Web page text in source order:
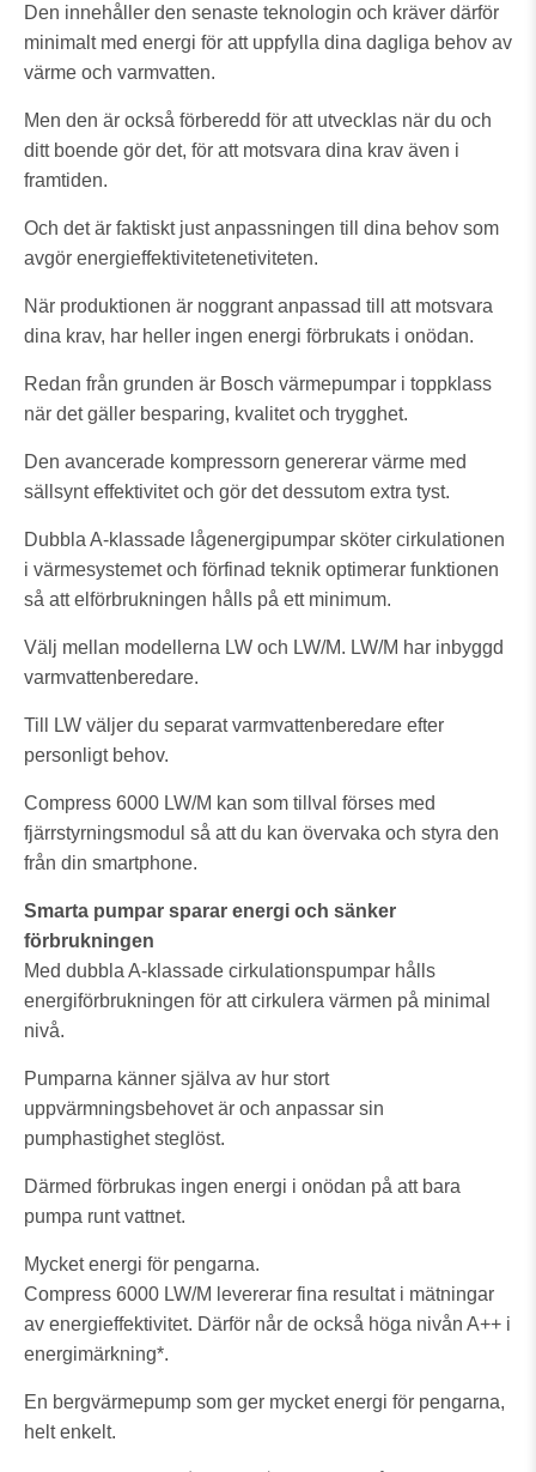
Den innehåller den senaste teknologin och kräver därför
minimalt med energi för att uppfylla dina dagliga behov av
värme och varmvatten.
Men den är också förberedd för att utvecklas när du och
ditt boende gör det, för att motsvara dina krav även i
framtiden.
Och det är faktiskt just anpassningen till dina behov som
avgör energieffektivitetenetiviteten.
När produktionen är noggrant anpassad till att motsvara
dina krav, har heller ingen energi förbrukats i onödan.
Redan från grunden är Bosch värmepumpar i toppklass
när det gäller besparing, kvalitet och trygghet.
Den avancerade kompressorn genererar värme med
sällsynt effektivitet och gör det dessutom extra tyst.
Dubbla A-klassade lågenergipumpar sköter cirkulationen
i värmesystemet och förfinad teknik optimerar funktionen
så att elförbrukningen hålls på ett minimum.
Välj mellan modellerna LW och LW/M. LW/M har inbyggd
varmvattenberedare.
Till LW väljer du separat varmvattenberedare efter
personligt behov.
Compress 6000 LW/M kan som tillval förses med
fjärrstyrningsmodul så att du kan övervaka och styra den
från din smartphone.
Smarta pumpar sparar energi och sänker
förbrukningen
Med dubbla A-klassade cirkulationspumpar hålls
energiförbrukningen för att cirkulera värmen på minimal
nivå.
Pumparna känner själva av hur stort
uppvärmningsbehovet är och anpassar sin
pumphastighet steglöst.
Därmed förbrukas ingen energi i onödan på att bara
pumpa runt vattnet.
Mycket energi för pengarna.
Compress 6000 LW/M levererar fina resultat i mätningar
av energieffektivitet. Därför når de också höga nivån A++ i
energimärkning*.
En bergvärmepump som ger mycket energi för pengarna,
helt enkelt.